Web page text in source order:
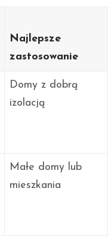
Najlepsze
zastosowanie
Domy z dobrą
izolacją
Małe domy lub
mieszkania